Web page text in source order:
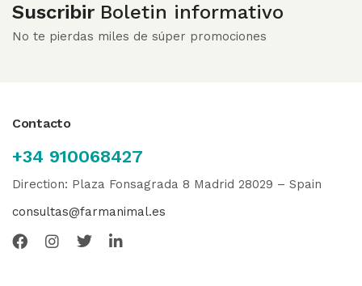
Suscribir Boletin informativo
No te pierdas miles de súper promociones
Contacto
+34 910068427
Direction: Plaza Fonsagrada 8 Madrid 28029 – Spain
consultas@farmanimal.es